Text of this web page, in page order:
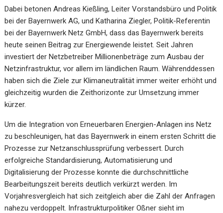
Dabei betonen Andreas Kießling, Leiter Vorstandsbüro und Politik
bei der Bayernwerk AG, und Katharina Ziegler, Politik-Referentin
bei der Bayernwerk Netz GmbH, dass das Bayernwerk bereits
heute seinen Beitrag zur Energiewende leistet. Seit Jahren
investiert der Netzbetreiber Millionenbeträge zum Ausbau der
Netzinfrastruktur, vor allem im ländlichen Raum. Währenddessen
haben sich die Ziele zur Klimaneutralität immer weiter erhöht und
gleichzeitig wurden die Zeithorizonte zur Umsetzung immer
kürzer.
Um die Integration von Erneuerbaren Energien-Anlagen ins Netz
zu beschleunigen, hat das Bayernwerk in einem ersten Schritt die
Prozesse zur Netzanschlussprüfung verbessert. Durch
erfolgreiche Standardisierung, Automatisierung und
Digitalisierung der Prozesse konnte die durchschnittliche
Bearbeitungszeit bereits deutlich verkürzt werden. Im
Vorjahresvergleich hat sich zeitgleich aber die Zahl der Anfragen
nahezu verdoppelt. Infrastrukturpolitiker Oßner sieht im